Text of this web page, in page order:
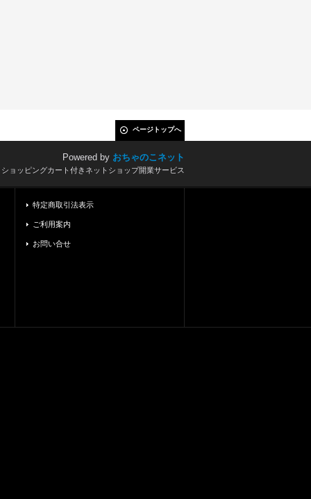
ページトップへ
Powered by おちゃのこネット
ョッピングカート付きネットショップ開業サービス
特定商取引法表示
ご利用案内
お問い合せ